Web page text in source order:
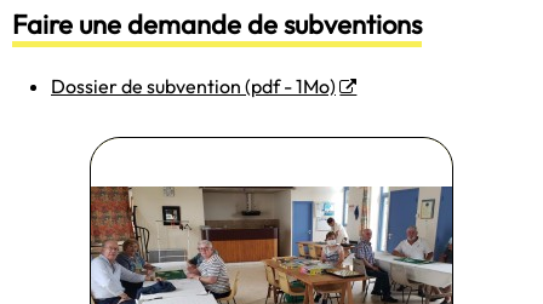
Faire une demande de subventions
Dossier de subvention (pdf - 1Mo)